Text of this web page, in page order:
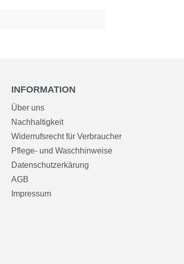
INFORMATION
Über uns
Nachhaltigkeit
Widerrufsrecht für Verbraucher
Pflege- und Waschhinweise
Datenschutzerkärung
AGB
Impressum